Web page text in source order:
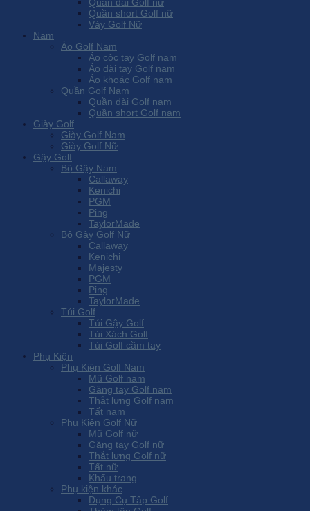
Quần dài Golf nữ
Quần short Golf nữ
Váy Golf Nữ
Nam
Áo Golf Nam
Áo cộc tay Golf nam
Áo dài tay Golf nam
Áo khoác Golf nam
Quần Golf Nam
Quần dài Golf nam
Quần short Golf nam
Giày Golf
Giày Golf Nam
Giày Golf Nữ
Gậy Golf
Bộ Gậy Nam
Callaway
Kenichi
PGM
Ping
TaylorMade
Bộ Gậy Golf Nữ
Callaway
Kenichi
Majesty
PGM
Ping
TaylorMade
Túi Golf
Túi Gậy Golf
Túi Xách Golf
Túi Golf cầm tay
Phụ Kiện
Phụ Kiện Golf Nam
Mũ Golf nam
Găng tay Golf nam
Thắt lưng Golf nam
Tất nam
Phụ Kiện Golf Nữ
Mũ Golf nữ
Găng tay Golf nữ
Thắt lưng Golf nữ
Tất nữ
Khẩu trang
Phụ kiện khác
Dụng Cụ Tập Golf